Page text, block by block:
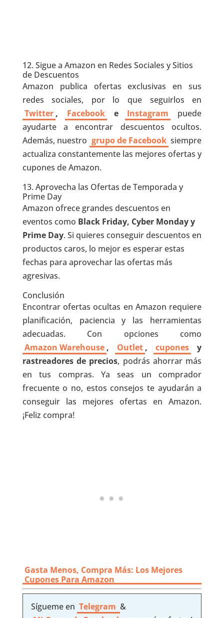
12. Sigue a Amazon en Redes Sociales y Sitios
de Descuentos
Amazon publica ofertas exclusivas en sus
redes sociales, por lo que seguirlos en
Twitter , Facebook e Instagram
puede
ayudarte a encontrar descuentos ocultos.
Además, nuestro grupo de Facebook siempre
actualiza constantemente las mejores ofertas y
cupones de Amazon.
13. Aprovecha las Ofertas de Temporada y
Prime Day
Amazon ofrece grandes descuentos en
eventos como Black Friday, Cyber Monday y
Prime Day. Si quieres conseguir descuentos en
productos caros, lo mejor es esperar estas
fechas para aprovechar las ofertas más
agresivas.
Conclusión
Encontrar ofertas ocultas en Amazon requiere
planificación, paciencia y las herramientas
adecuadas. Con opciones como
Amazon Warehouse , Outlet , cupones
y
rastreadores de precios, podrás ahorrar más
en tus compras. Ya seas un comprador
frecuente o no, estos consejos te ayudarán a
conseguir las mejores ofertas en Amazon.
¡Feliz compra!
Gasta Menos, Compra Más: Los Mejores
Cupones Para Amazon
Sígueme en Telegram &